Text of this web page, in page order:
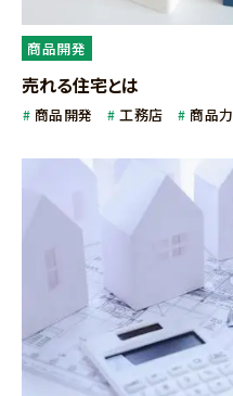
商品開発
売れる住宅とは
商品開発 工務店 商品力